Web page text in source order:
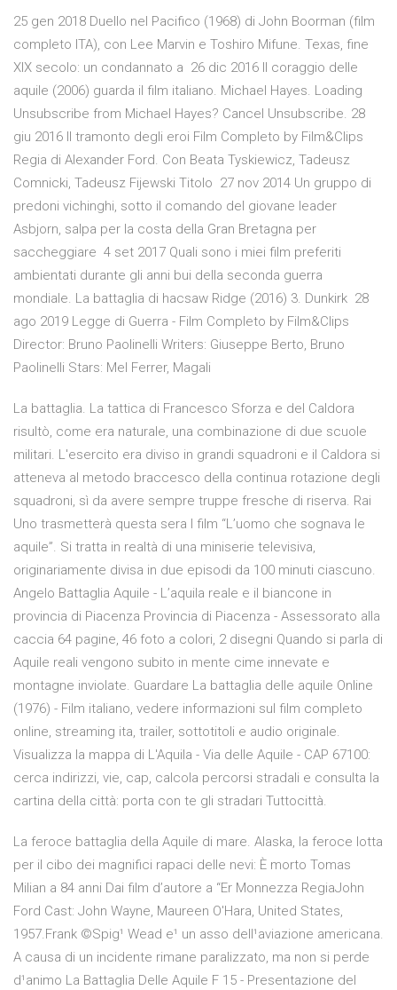
25 gen 2018 Duello nel Pacifico (1968) di John Boorman (film
completo ITA), con Lee Marvin e Toshiro Mifune. Texas, fine
XIX secolo: un condannato a 26 dic 2016 Il coraggio delle
aquile (2006) guarda il film italiano. Michael Hayes. Loading
Unsubscribe from Michael Hayes? Cancel Unsubscribe. 28
giu 2016 Il tramonto degli eroi Film Completo by Film&Clips
Regia di Alexander Ford. Con Beata Tyskiewicz, Tadeusz
Comnicki, Tadeusz Fijewski Titolo 27 nov 2014 Un gruppo di
predoni vichinghi, sotto il comando del giovane leader
Asbjorn, salpa per la costa della Gran Bretagna per
saccheggiare 4 set 2017 Quali sono i miei film preferiti
ambientati durante gli anni bui della seconda guerra
mondiale. La battaglia di hacsaw Ridge (2016) 3. Dunkirk 28
ago 2019 Legge di Guerra - Film Completo by Film&Clips
Director: Bruno Paolinelli Writers: Giuseppe Berto, Bruno
Paolinelli Stars: Mel Ferrer, Magali
La battaglia. La tattica di Francesco Sforza e del Caldora
risultò, come era naturale, una combinazione di due scuole
militari. L'esercito era diviso in grandi squadroni e il Caldora si
atteneva al metodo braccesco della continua rotazione degli
squadroni, sì da avere sempre truppe fresche di riserva. Rai
Uno trasmetterà questa sera l film “L’uomo che sognava le
aquile”. Si tratta in realtà di una miniserie televisiva,
originariamente divisa in due episodi da 100 minuti ciascuno.
Angelo Battaglia Aquile - L’aquila reale e il biancone in
provincia di Piacenza Provincia di Piacenza - Assessorato alla
caccia 64 pagine, 46 foto a colori, 2 disegni Quando si parla di
Aquile reali vengono subito in mente cime innevate e
montagne inviolate. Guardare La battaglia delle aquile Online
(1976) - Film italiano, vedere informazioni sul film completo
online, streaming ita, trailer, sottotitoli e audio originale.
Visualizza la mappa di L'Aquila - Via delle Aquile - CAP 67100:
cerca indirizzi, vie, cap, calcola percorsi stradali e consulta la
cartina della città: porta con te gli stradari Tuttocittà.
La feroce battaglia della Aquile di mare. Alaska, la feroce lotta
per il cibo dei magnifici rapaci delle nevi: È morto Tomas
Milian a 84 anni Dai film d’autore a “Er Monnezza RegiaJohn
Ford Cast: John Wayne, Maureen O'Hara, United States,
1957.Frank ©Spig¹ Wead e¹ un asso dell¹aviazione americana.
A causa di un incidente rimane paralizzato, ma non si perde
d¹animo La Battaglia Delle Aquile F 15 - Presentazione del